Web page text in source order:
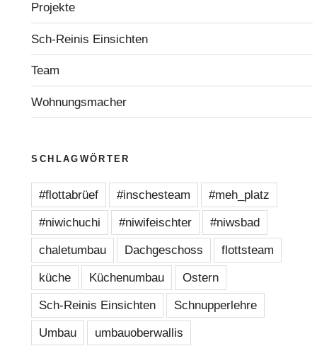
Projekte
Sch-Reinis Einsichten
Team
Wohnungsmacher
SCHLAGWÖRTER
#flottabrüef #inschesteam #meh_platz
#niwichuchi #niwifeischter #niwsbad
chaletumbau Dachgeschoss flottsteam
küche Küchenumbau Ostern
Sch-Reinis Einsichten Schnupperlehre
Umbau umbauoberwallis